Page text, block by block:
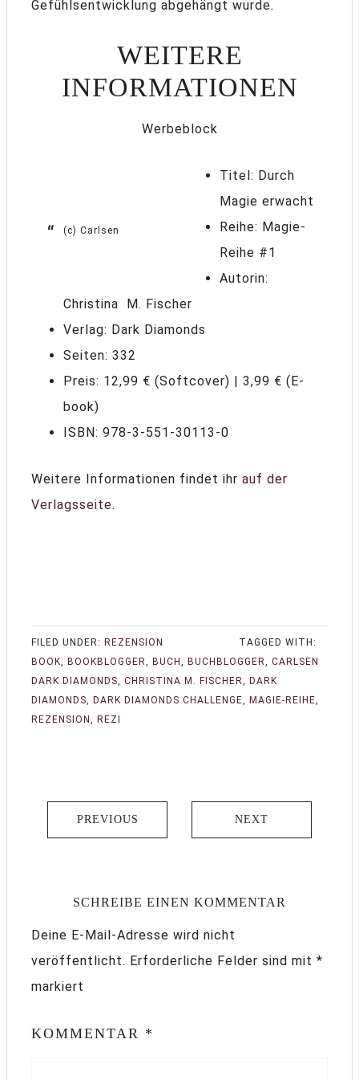
Gefühlsentwicklung abgehängt wurde.
WEITERE
INFORMATIONEN
Werbeblock
(c) Carlsen
Titel: Durch
Magie erwacht
Reihe: Magie-
Reihe #1
Autorin:
Christina M. Fischer
Verlag: Dark Diamonds
Seiten: 332
Preis: 12,99 € (Softcover) | 3,99 € (E-
book)
ISBN: 978-3-551-30113-0
Weitere Informationen findet ihr auf der
Verlagsseite.
FILED UNDER: REZENSION
TAGGED WITH:
BOOK, BOOKBLOGGER, BUCH , BUCHBLOGGER, CARLSEN
DARK DIAMONDS, CHRISTINA M. FISCHER, DARK
DIAMONDS, DARK DIAMONDS CHALLENGE, MAGIE-REIHE,
REZENSION , REZI
PREVIOUS NEXT
SCHREIBE EINEN KOMMENTAR
Deine E-Mail-Adresse wird nicht
veröffentlicht. Erforderliche Felder sind mit *
markiert
KOMMENTAR *